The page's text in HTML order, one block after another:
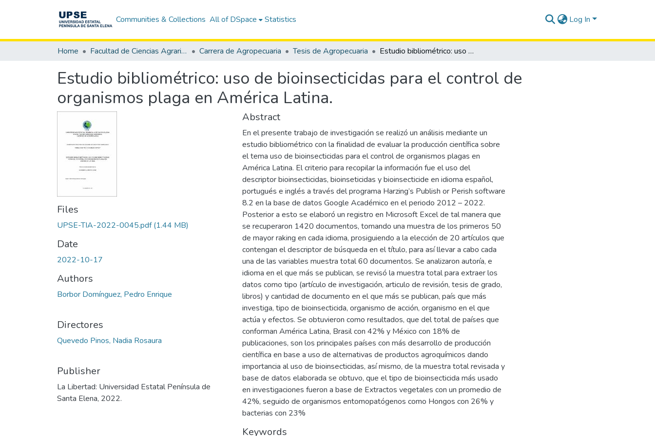
Communities & Collections All of DSpace Statistics Log In
Home Facultad de Ciencias Agrarias Carrera de Agropecuaria Tesis de Agropecuaria Estudio bibliométrico: uso de bioinsecticidas para el control de organismos plaga en América Latina.
Estudio bibliométrico: uso de bioinsecticidas para el control de
organismos plaga en América Latina.
Files
UPSE-TIA-2022-0045.pdf(1.44 MB)
Date
2022-10-17
Authors
Borbor Domínguez, Pedro Enrique
Directores
Quevedo Pinos, Nadia Rosaura
Publisher
La Libertad: Universidad Estatal Península de
Santa Elena, 2022.
Abstract
En el presente trabajo de investigación se realizó un análisis mediante un
estudio bibliométrico con la finalidad de evaluar la producción científica sobre
el tema uso de bioinsecticidas para el control de organismos plagas en
América Latina. El criterio para recopilar la información fue el uso del
descriptor bioinsecticidas, bioinseticidas y bioinsecticide en idioma español,
portugués e inglés a través del programa Harzing’s Publish or Perish software
8.2 en la base de datos Google Académico en el periodo 2012 – 2022.
Posterior a esto se elaboró un registro en Microsoft Excel de tal manera que
se recuperaron 1420 documentos, tomando una muestra de los primeros 50
de mayor raking en cada idioma, prosiguiendo a la elección de 20 artículos que
contengan el descriptor de búsqueda en el título, para así llevar a cabo cada
una de las variables muestra total 60 documentos. Se analizaron autoría, e
idioma en el que más se publican, se revisó la muestra total para extraer los
datos como tipo (artículo de investigación, articulo de revisión, tesis de grado,
libros) y cantidad de documento en el que más se publican, país que más
investiga, tipo de bioinsecticida, organismo de acción, organismo en el que
actúa y efectos. Se obtuvieron como resultados, que del total de países que
conforman América Latina, Brasil con 42% y México con 18% de
publicaciones, son los principales países con más desarrollo de producción
científica en base a uso de alternativas de productos agroquímicos dando
importancia al uso de bioinsecticidas, así mismo, de la muestra total revisada y
base de datos elaborada se obtuvo, que el tipo de bioinsecticida más usado
en investigaciones fueron a base de Extractos vegetales con un promedio de
42%, seguido de organismos entomopatógenos como Hongos con 26% y
bacterias con 23%
Keywords